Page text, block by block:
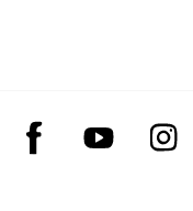
Facebook
YouTube